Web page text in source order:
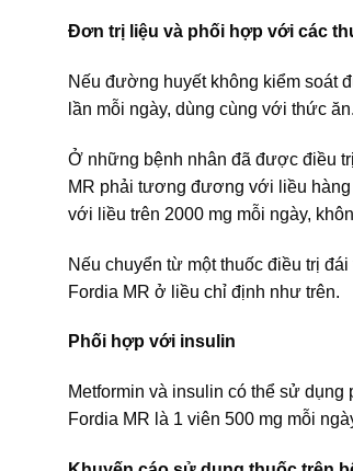
Đơn trị liệu và phối hợp với các
Nếu đường huyết không kiểm soát
lần mỗi ngày, dùng cùng với thức ăn.
Ở những bệnh nhân đã được điều
MR phải tương đương với liều
với liều trên 2000 mg mỗi ngày,
Nếu chuyển từ một thuốc điều trị
Fordia MR ở liều chỉ định như trên.
Phối hợp với insulin
Metformin và insulin có thể sử
Fordia MR là 1 viên 500 mg mỗi